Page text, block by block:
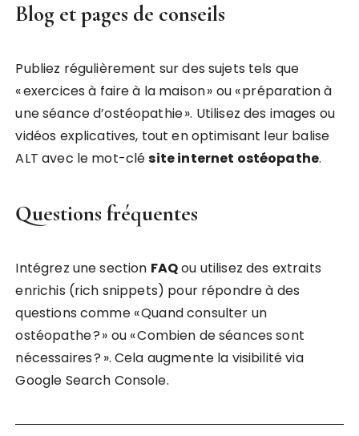
Blog et pages de conseils
Publiez régulièrement sur des sujets tels que
« exercices à faire à la maison » ou « préparation à
une séance d’ostéopathie ». Utilisez des images ou
vidéos explicatives, tout en optimisant leur balise
ALT avec le mot-clésite internet ostéopathe.
Questions fréquentes
Intégrez une section FAQou utilisez des extraits
enrichis (rich snippets) pour répondre à des
questions comme « Quand consulter un
ostéopathe ? » ou « Combien de séances sont
nécessaires ? ». Cela augmente la visibilité via
Google Search Console.